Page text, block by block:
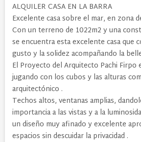
ALQUILER CASA EN LA BARRA
Excelente casa sobre el mar, en zona
Con un terreno de 1022m2 y una
se encuentra esta excelente casa que
gusto y la solidez acompañando la
El Proyecto del Arquitecto Pachi Firpo
jugando con los cubos y las alturas
arquitectónico .
Techos altos, ventanas amplias,
importancia a las vistas y a la
un diseño muy afinado y excelente
espacios sin descuidar la privacidad .